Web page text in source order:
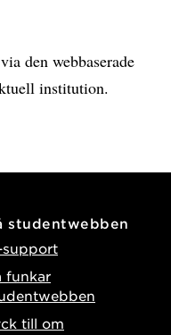
den webbaserade
institution.
studentwebben
support
funkar
till om